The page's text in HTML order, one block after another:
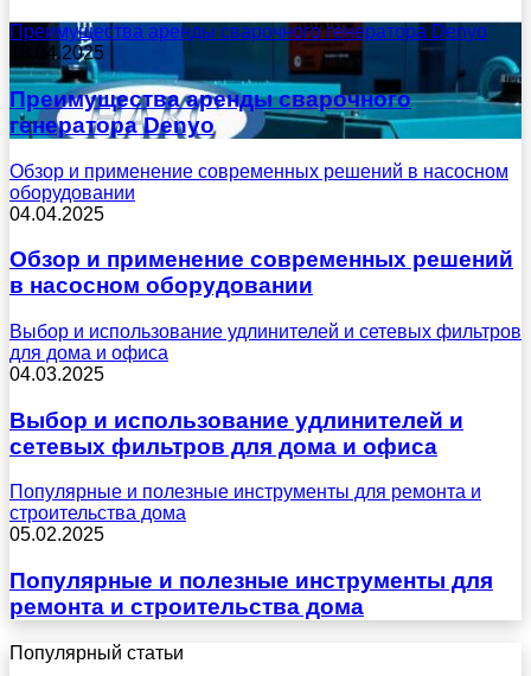
Преимущества аренды сварочного генератора Denyo
18.04.2025
Преимущества аренды сварочного
генератора Denyo
Обзор и применение современных решений в насосном
оборудовании
04.04.2025
Обзор и применение современных решений
в насосном оборудовании
Выбор и использование удлинителей и сетевых фильтров
для дома и офиса
04.03.2025
Выбор и использование удлинителей и
сетевых фильтров для дома и офиса
Популярные и полезные инструменты для ремонта и
строительства дома
05.02.2025
Популярные и полезные инструменты для
ремонта и строительства дома
Популярный статьи